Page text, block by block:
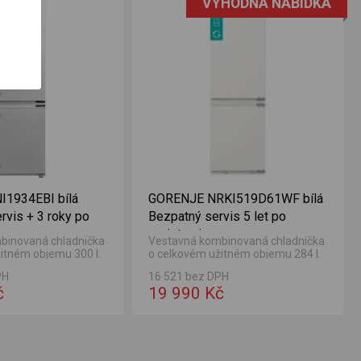
bílá
+ 3 roky po
chladnička
objemu 300 l.
GORENJE NRKI519D61WF bílá
Bezpatný servis 5 let po
registraci
Vestavná kombinovaná chladnička
o celkovém užitném objemu 284 l.
mrazničky 76 l.
16 521 bez DPH
19 990 Kč